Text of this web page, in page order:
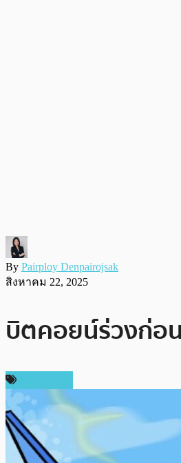
By Pairploy Denpairojsak
สิงหาคม 22, 2025
บิตคอยน์ร่วงก่อ